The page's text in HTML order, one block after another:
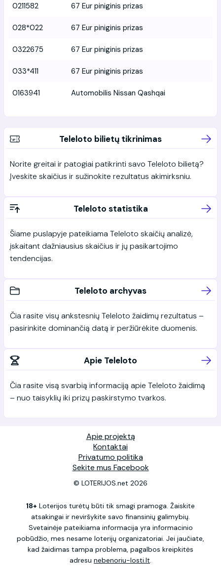
0211582 67 Eur piniginis prizas
028*022 67 Eur piniginis prizas
0322675 67 Eur piniginis prizas
033*411 67 Eur piniginis prizas
0163941 Automobilis Nissan Qashqai
Teleloto bilietų tikrinimas
Norite greitai ir patogiai patikrinti savo Teleloto bilietą?
Įveskite skaičius ir sužinokite rezultatus akimirksniu.
Teleloto statistika
Šiame puslapyje pateikiama Teleloto skaičių analizė,
įskaitant dažniausius skaičius ir jų pasikartojimo
tendencijas.
Teleloto archyvas
Čia rasite visų ankstesnių Teleloto žaidimų rezultatus –
pasirinkite dominančią datą ir peržiūrėkite duomenis.
Apie Teleloto
Čia rasite visą svarbią informaciją apie Teleloto žaidimą
– nuo taisyklių iki prizų paskirstymo tvarkos.
Apie projektą
Kontaktai
Privatumo politika
Sekite mus Facebook
© LOTERIJOS.net 2026
18+ Loterijos turėtų būti tik smagi pramoga. Žaiskite
atsakingai ir neviršykite savo finansinių galimybių.
Svetainėje pateikiama informacija yra informacinio
pobūdžio, mes nesame loterijų organizatoriai. Jei jaučiate,
kad žaidimas tampa problema, pagalbos kreipkitės
adresu nebenoriu-losti.lt